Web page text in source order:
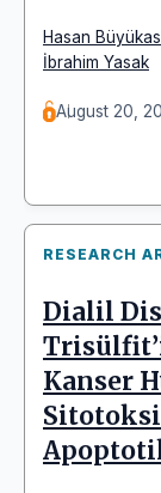
Hasan
İbrahim Yasak
August 20,
RESEARCH
Dialil
Kanser